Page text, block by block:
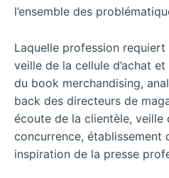
l’ensemble des
Laquelle profession
veille de la cellule d’achat
du book merchandising,
back des directeurs de
écoute de la clientèle, veille
concurrence, établissement
inspiration de la presse